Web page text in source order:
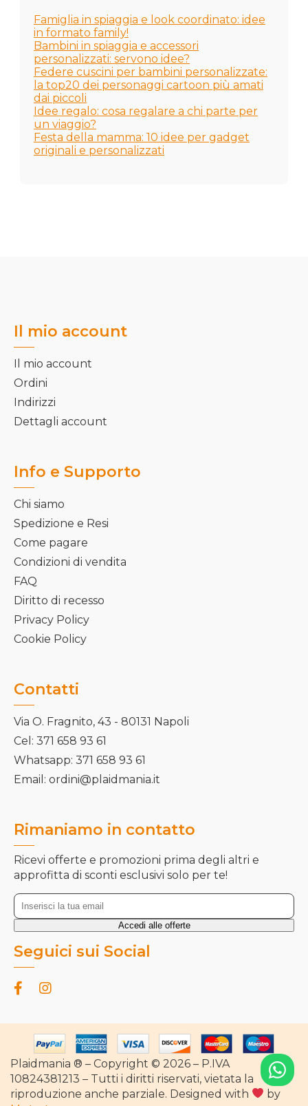
Famiglia in spiaggia e look coordinato: idee
in formato family!
Bambini in spiaggia e accessori
personalizzati: servono idee?
Federe cuscini per bambini personalizzate:
la top20 dei personaggi cartoon più amati
dai piccoli
Idee regalo: cosa regalare a chi parte per
un viaggio?
Festa della mamma: 10 idee per gadget
originali e personalizzati
Il mio account
Il mio account
Ordini
Indirizzi
Dettagli account
Info e Supporto
Chi siamo
Spedizione e Resi
Come pagare
Condizioni di vendita
FAQ
Diritto di recesso
Privacy Policy
Cookie Policy
Contatti
Via O. Fragnito, 43 - 80131 Napoli
Cel: 371 658 93 61
Whatsapp: 371 658 93 61
Email: ordini@plaidmania.it
Rimaniamo in contatto
Ricevi offerte e promozioni prima degli altri e
approfitta di sconti esclusivi solo per te!
Seguici sui Social
Plaidmania ® – Copyright © 2026 – P.IVA
10824381213 – Tutti i diritti riservati, vietata la
riproduzione anche parziale. Designed with
by